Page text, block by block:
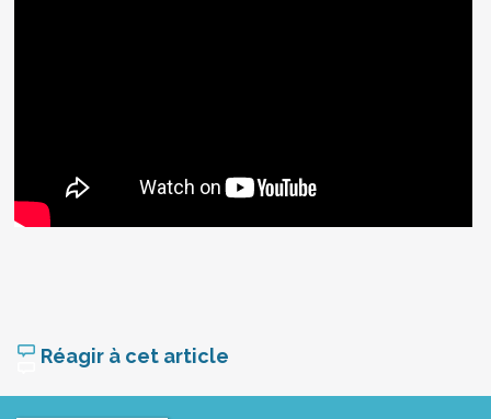
Réagir à cet article